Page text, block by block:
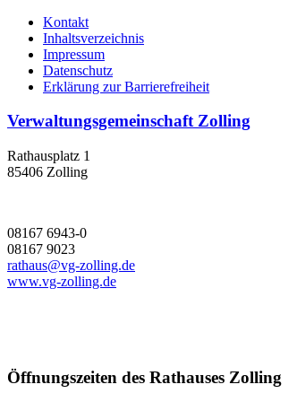
Kontakt
Inhaltsverzeichnis
Impressum
Datenschutz
Erklärung zur Barrierefreiheit
Verwaltungsgemeinschaft Zolling
Rathausplatz 1
85406 Zolling
08167 6943-0
08167 9023
rathaus@vg-zolling.de
www.vg-zolling.de
Öffnungszeiten des Rathauses Zolling